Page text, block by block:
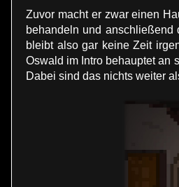
Zuvor macht er zwar einen
behandeln und
bleibt also gar keine Zeit
Oswald im Intro behauptet an
Dabei sind das nichts weiter